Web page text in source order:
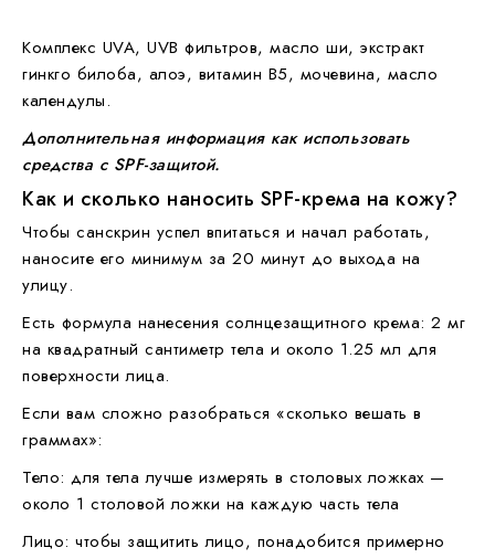
Комплекс UVA, UVB фильтров, масло ши, экстракт
гинкго билоба, алоэ, витамин В5, мочевина, масло
календулы.
Дополнительная информация как использовать
средства с SPF-защитой.
Как и сколько наносить SPF-крема на кожу?
Чтобы санскрин успел впитаться и начал работать,
наносите его минимум за 20 минут до выхода на
улицу.
Есть формула нанесения солнцезащитного крема: 2 мг
на квадратный сантиметр тела и около 1.25 мл для
поверхности лица.
Если вам сложно разобраться «сколько вешать в
граммах»:
Тело: для тела лучше измерять в столовых ложках —
около 1 столовой ложки на каждую часть тела
Лицо: чтобы защитить лицо, понадобится примерно